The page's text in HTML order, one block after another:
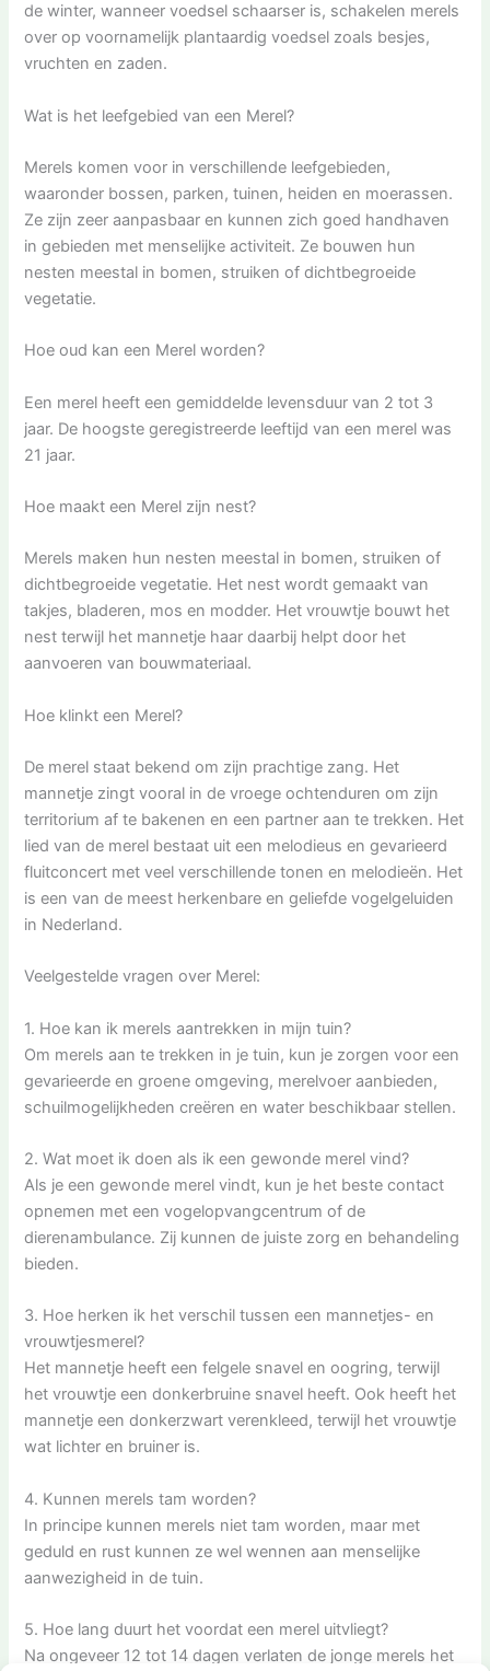
de winter, wanneer voedsel schaarser is, schakelen merels
over op voornamelijk plantaardig voedsel zoals besjes,
vruchten en zaden.
Wat is het leefgebied van een Merel?
Merels komen voor in verschillende leefgebieden,
waaronder bossen, parken, tuinen, heiden en moerassen.
Ze zijn zeer aanpasbaar en kunnen zich goed handhaven
in gebieden met menselijke activiteit. Ze bouwen hun
nesten meestal in bomen, struiken of dichtbegroeide
vegetatie.
Hoe oud kan een Merel worden?
Een merel heeft een gemiddelde levensduur van 2 tot 3
jaar. De hoogste geregistreerde leeftijd van een merel was
21 jaar.
Hoe maakt een Merel zijn nest?
Merels maken hun nesten meestal in bomen, struiken of
dichtbegroeide vegetatie. Het nest wordt gemaakt van
takjes, bladeren, mos en modder. Het vrouwtje bouwt het
nest terwijl het mannetje haar daarbij helpt door het
aanvoeren van bouwmateriaal.
Hoe klinkt een Merel?
De merel staat bekend om zijn prachtige zang. Het
mannetje zingt vooral in de vroege ochtenduren om zijn
territorium af te bakenen en een partner aan te trekken. Het
lied van de merel bestaat uit een melodieus en gevarieerd
fluitconcert met veel verschillende tonen en melodieën. Het
is een van de meest herkenbare en geliefde vogelgeluiden
in Nederland.
Veelgestelde vragen over Merel:
1. Hoe kan ik merels aantrekken in mijn tuin?
Om merels aan te trekken in je tuin, kun je zorgen voor een
gevarieerde en groene omgeving, merelvoer aanbieden,
schuilmogelijkheden creëren en water beschikbaar stellen.
2. Wat moet ik doen als ik een gewonde merel vind?
Als je een gewonde merel vindt, kun je het beste contact
opnemen met een vogelopvangcentrum of de
dierenambulance. Zij kunnen de juiste zorg en behandeling
bieden.
3. Hoe herken ik het verschil tussen een mannetjes- en
vrouwtjesmerel?
Het mannetje heeft een felgele snavel en oogring, terwijl
het vrouwtje een donkerbruine snavel heeft. Ook heeft het
mannetje een donkerzwart verenkleed, terwijl het vrouwtje
wat lichter en bruiner is.
4. Kunnen merels tam worden?
In principe kunnen merels niet tam worden, maar met
geduld en rust kunnen ze wel wennen aan menselijke
aanwezigheid in de tuin.
5. Hoe lang duurt het voordat een merel uitvliegt?
Na ongeveer 12 tot 14 dagen verlaten de jonge merels het